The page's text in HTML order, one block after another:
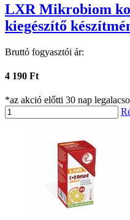
LXR Mikrobiom
kiegészítő
Bruttó fogyasztói ár:
4 190 Ft
*az akció előtti 30 nap